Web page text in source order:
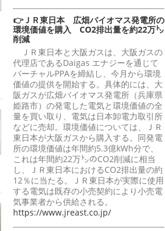
👉ＪＲ東日本 広畑バイオマス発電所の
環境価値を購入 CO2排出量を約22万㌧
削減
ＪＲ東日本と大阪ガスは、大阪ガスの
代理店であるDaigas エナジーを通じて
バーチャルPPAを締結し、今月から環境
価値の提供を開始する。具体的には、大
阪ガスが広畑バイオマス発電所（兵庫県
姫路市）の発電した電気と環境価値の全
量を買い取り、電気は日本卸電力取引所
などに売却。環境価値については、ＪＲ
東日本が大阪ガスから購入する。同発電
所の環境価値は年間約5.3億kWh分で、
これは年間約22万㌧のCO2削減に相当
し、ＪＲ東日本におけるCO2排出量の約
12％に当たる。ＪＲ東日本が実際に使用
する電気は既存の小売契約により小売電
気事業者から供給される。
https://www.jreast.co.jp/